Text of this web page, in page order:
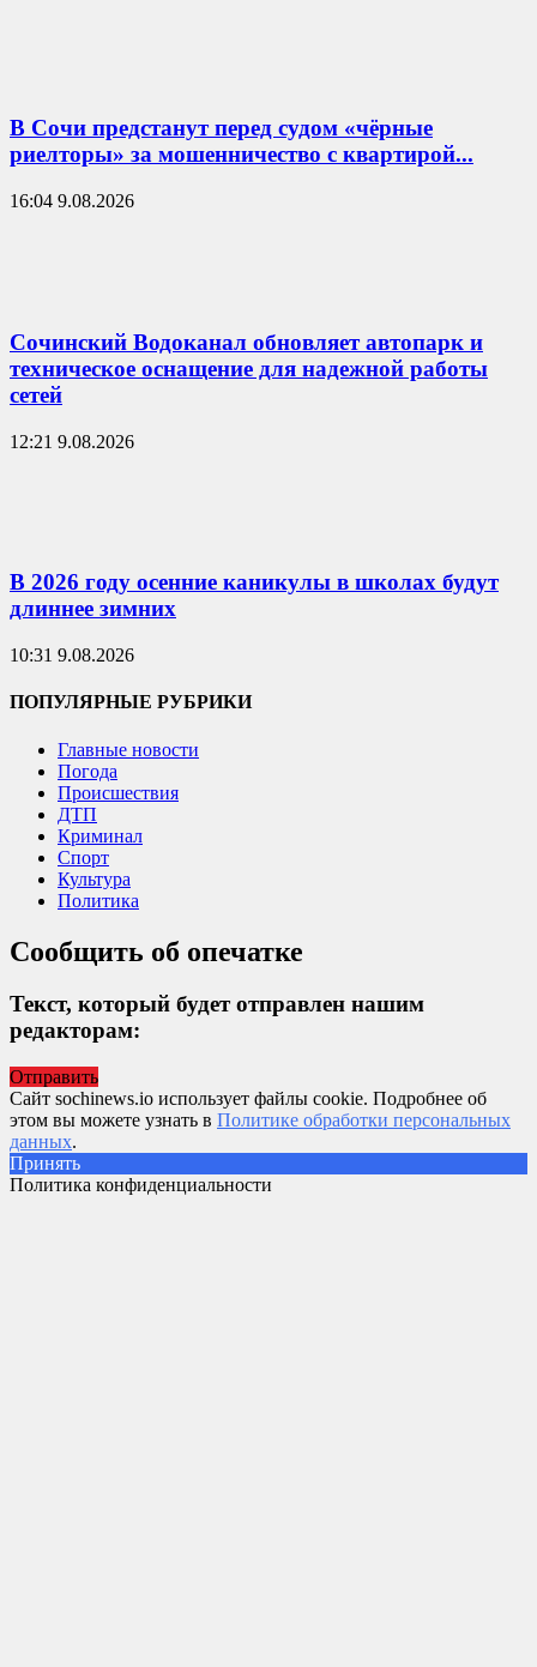
В Сочи предстанут перед судом «чёрные
риелторы» за мошенничество с квартирой...
16:04 9.08.2026
Сочинский Водоканал обновляет автопарк и
техническое оснащение для надежной работы
сетей
12:21 9.08.2026
В 2026 году осенние каникулы в школах будут
длиннее зимних
10:31 9.08.2026
ПОПУЛЯРНЫЕ РУБРИКИ
Главные новости
Погода
Происшествия
ДТП
Криминал
Спорт
Культура
Политика
Сообщить об опечатке
Текст, который будет отправлен нашим
редакторам:
Отправить
Сайт sochinews.io использует файлы cookie. Подробнее об
этом вы можете узнать в Политике обработки персональных
данных.
Принять
Политика конфиденциальности